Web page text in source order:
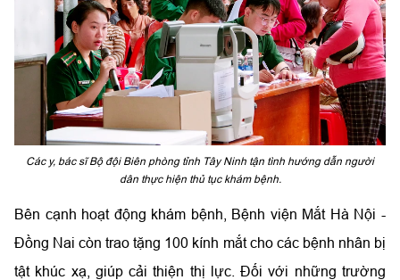
Các y, bác sĩ Bộ đội Biên phòng tỉnh Tây Ninh tận tình hướng dẫn người
dân thực hiện thủ tục khám bệnh.
Bên cạnh hoạt động khám bệnh, Bệnh viện Mắt Hà Nội -
Đồng Nai còn trao tặng 100 kính mắt cho các bệnh nhân bị
tật khúc xạ, giúp cải thiện thị lực. Đối với những trường